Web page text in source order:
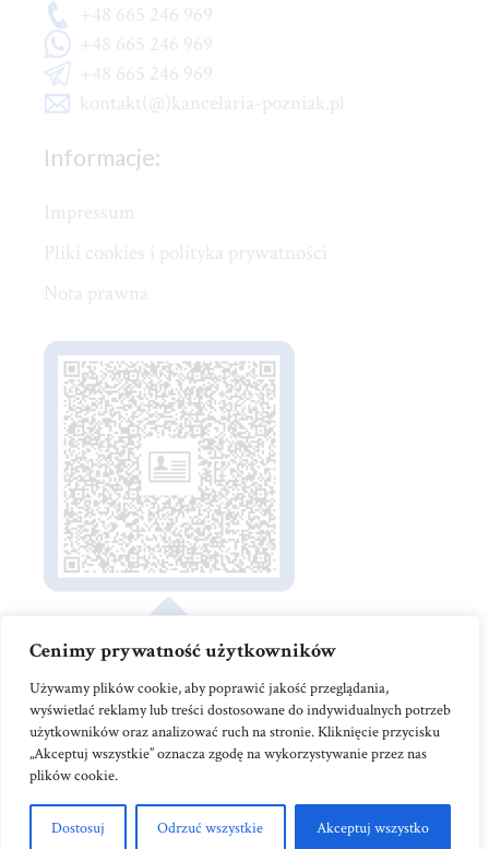
Cenimy prywatność użytkowników
Używamy plików cookie, aby poprawić jakość przeglądania,
wyświetlać reklamy lub treści dostosowane do indywidualnych potrzeb
użytkowników oraz analizować ruch na stronie. Kliknięcie przycisku
„Akceptuj wszystkie” oznacza zgodę na wykorzystywanie przez nas
plików cookie.
Dostosuj Odrzuć wszystkie Akceptuj wszystko
+48 665 246 969
+48 665 246 969
+48 665 246 969
kontakt(@)kancelaria-pozniak.pl
Informacje:
Impressum
Pliki cookies i polityka prywatności
Nota prawna
© 2025Kancelaria Radcy Prawnego Piotr
Poźniak LL.M.